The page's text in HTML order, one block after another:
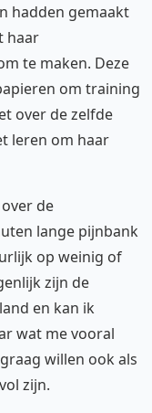
hadden gemaakt
haar
te maken. Deze
om training
over de zelfde
leren om haar
de
lange pijnbank
op weinig of
zijn de
en kan ik
wat me vooral
willen ook als
zijn.